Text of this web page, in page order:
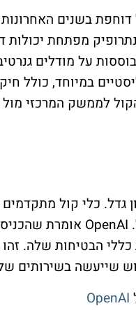
דוחפת בשנים
מפתחת יכולות
על מודלים
במיוחד, כולל
לממשק המרכזי
גדל. כלי קול
OpenAI אומרת
הבטיחות שלה.
שייעשה בשירותים
OpenAI